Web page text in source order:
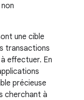
une cible
transactions
effectuer. En
précieuse
cherchant à